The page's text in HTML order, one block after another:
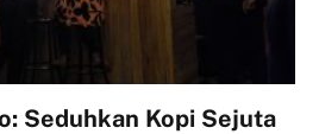
Seduhkan Kopi Sejuta